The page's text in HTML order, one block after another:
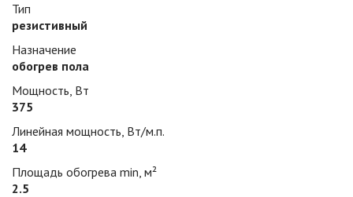
Тип
резистивный
Назначение
обогрев пола
Мощность, Вт
375
Линейная мощность, Вт/м.п.
14
Площадь обогрева min, м²
2.5